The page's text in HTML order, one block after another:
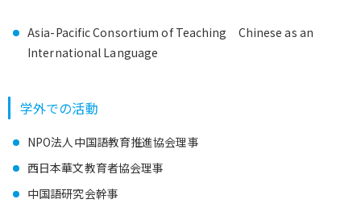
Asia-Pacific Consortium of Teaching Chinese as an
International Language
学外での活動
NPO法人中国語教育推進協会理事
西日本華文教育者協会理事
中国語研究会幹事